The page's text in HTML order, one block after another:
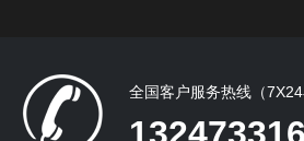
全国客户服务热线（7X24